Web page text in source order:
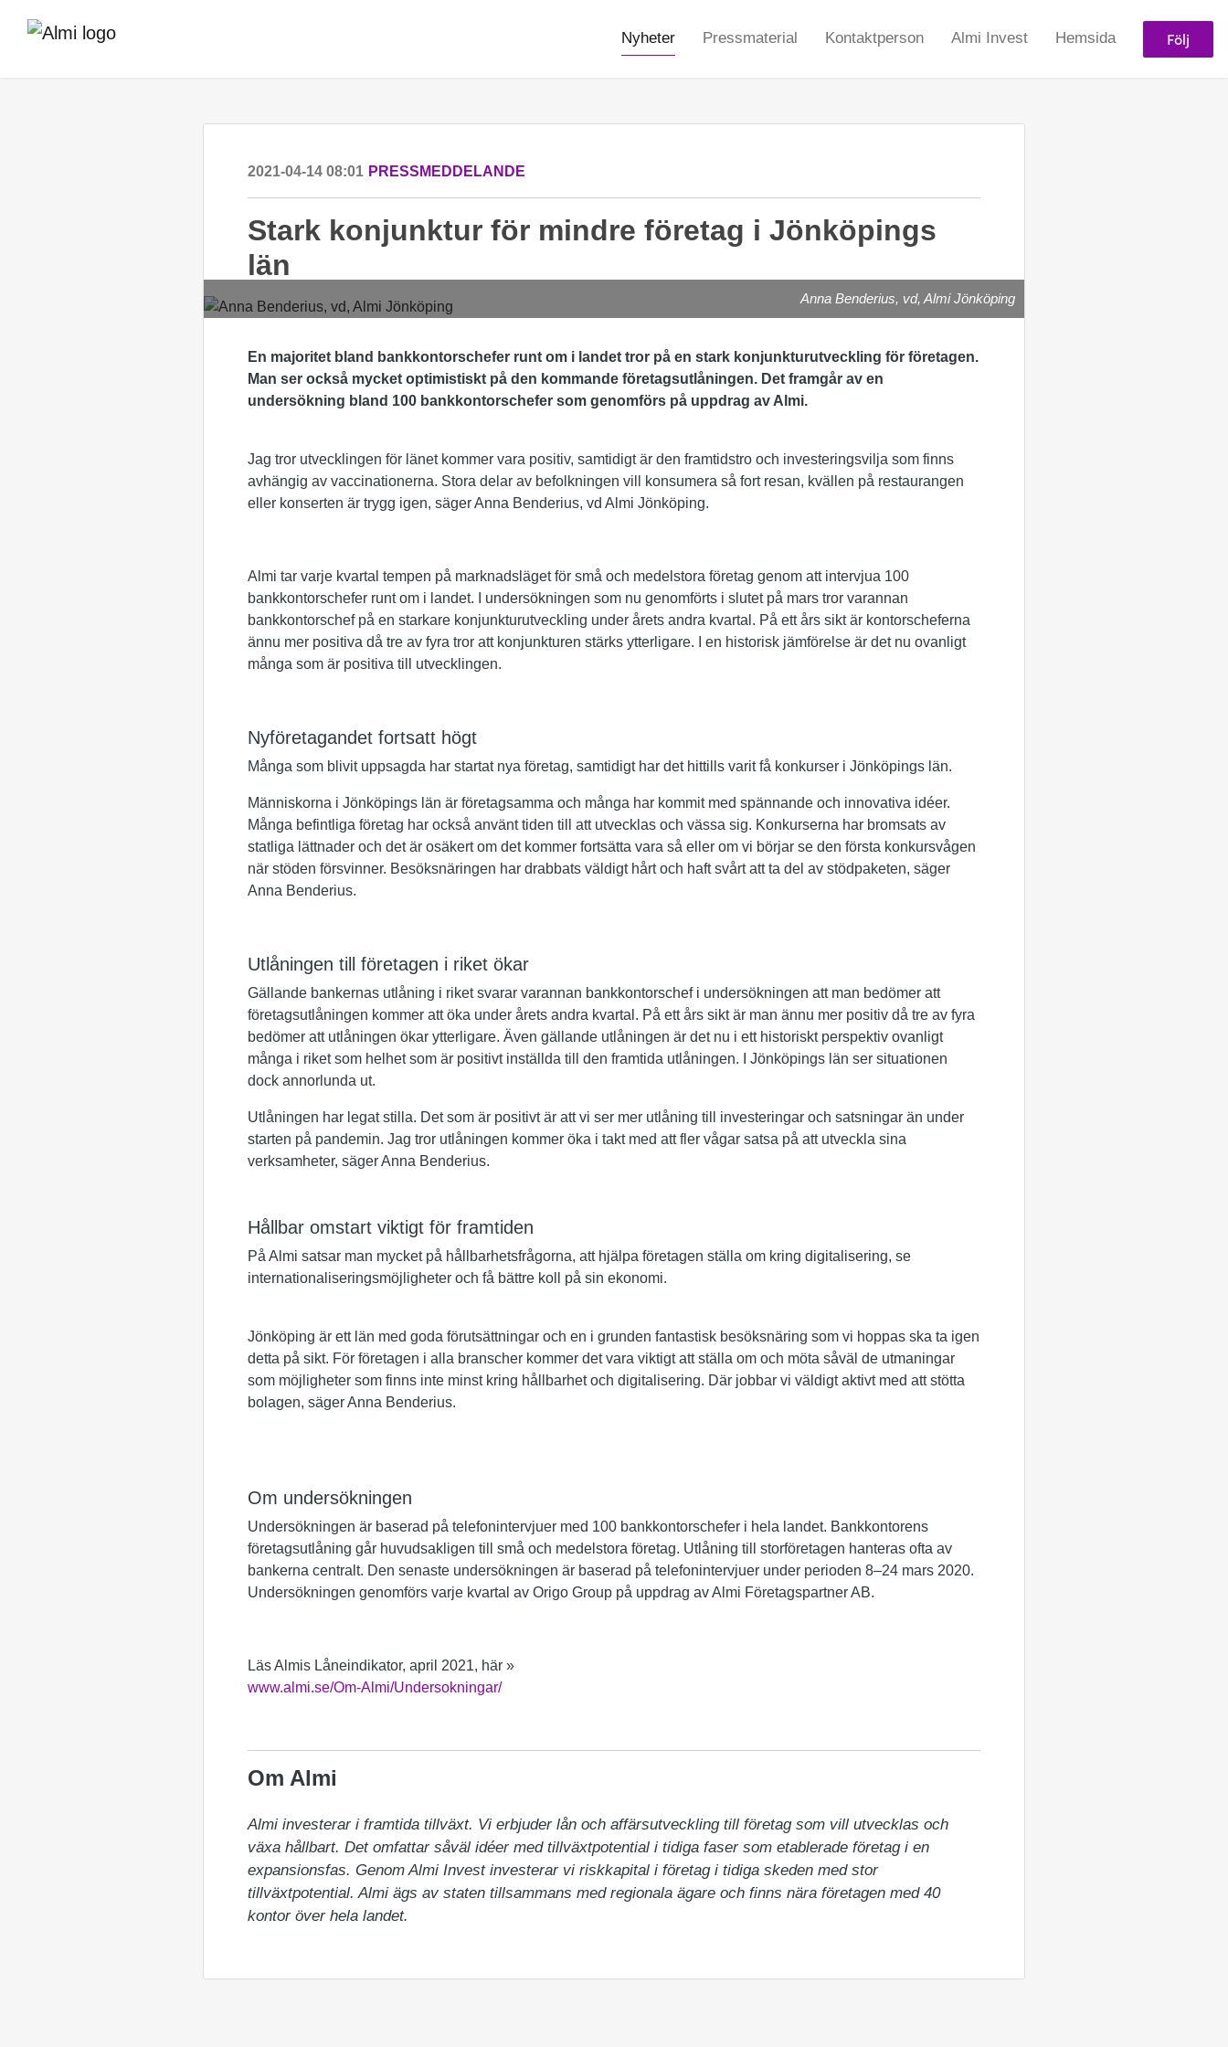
Nyheter Pressmaterial Kontaktperson Almi Invest Hemsida Följ
2021-04-14 08:01 PRESSMEDDELANDE
Stark konjunktur för mindre företag i Jönköpings
län
Anna Benderius, vd, Almi Jönköping
En majoritet bland bankkontorschefer runt om i landet tror på en stark konjunkturutveckling för företagen.
Man ser också mycket optimistiskt på den kommande företagsutlåningen. Det framgår av en
undersökning bland 100 bankkontorschefer som genomförs på uppdrag av Almi.
Jag tror utvecklingen för länet kommer vara positiv, samtidigt är den framtidstro och investeringsvilja som finns
avhängig av vaccinationerna. Stora delar av befolkningen vill konsumera så fort resan, kvällen på restaurangen
eller konserten är trygg igen, säger Anna Benderius, vd Almi Jönköping.
Almi tar varje kvartal tempen på marknadsläget för små och medelstora företag genom att intervjua 100
bankkontorschefer runt om i landet. I undersökningen som nu genomförts i slutet på mars tror varannan
bankkontorschef på en starkare konjunkturutveckling under årets andra kvartal. På ett års sikt är kontorscheferna
ännu mer positiva då tre av fyra tror att konjunkturen stärks ytterligare. I en historisk jämförelse är det nu ovanligt
många som är positiva till utvecklingen.
Nyföretagandet fortsatt högt
Många som blivit uppsagda har startat nya företag, samtidigt har det hittills varit få konkurser i Jönköpings län.
Människorna i Jönköpings län är företagsamma och många har kommit med spännande och innovativa idéer.
Många befintliga företag har också använt tiden till att utvecklas och vässa sig. Konkurserna har bromsats av
statliga lättnader och det är osäkert om det kommer fortsätta vara så eller om vi börjar se den första konkursvågen
när stöden försvinner. Besöksnäringen har drabbats väldigt hårt och haft svårt att ta del av stödpaketen, säger
Anna Benderius.
Utlåningen till företagen i riket ökar
Gällande bankernas utlåning i riket svarar varannan bankkontorschef i undersökningen att man bedömer att
företagsutlåningen kommer att öka under årets andra kvartal. På ett års sikt är man ännu mer positiv då tre av fyra
bedömer att utlåningen ökar ytterligare. Även gällande utlåningen är det nu i ett historiskt perspektiv ovanligt
många i riket som helhet som är positivt inställda till den framtida utlåningen. I Jönköpings län ser situationen
dock annorlunda ut.
Utlåningen har legat stilla. Det som är positivt är att vi ser mer utlåning till investeringar och satsningar än under
starten på pandemin. Jag tror utlåningen kommer öka i takt med att fler vågar satsa på att utveckla sina
verksamheter, säger Anna Benderius.
Hållbar omstart viktigt för framtiden
På Almi satsar man mycket på hållbarhetsfrågorna, att hjälpa företagen ställa om kring digitalisering, se
internationaliseringsmöjligheter och få bättre koll på sin ekonomi.
Jönköping är ett län med goda förutsättningar och en i grunden fantastisk besöksnäring som vi hoppas ska ta igen
detta på sikt. För företagen i alla branscher kommer det vara viktigt att ställa om och möta såväl de utmaningar
som möjligheter som finns inte minst kring hållbarhet och digitalisering. Där jobbar vi väldigt aktivt med att stötta
bolagen, säger Anna Benderius.
Om undersökningen
Undersökningen är baserad på telefonintervjuer med 100 bankkontorschefer i hela landet. Bankkontorens
företagsutlåning går huvudsakligen till små och medelstora företag. Utlåning till storföretagen hanteras ofta av
bankerna centralt. Den senaste undersökningen är baserad på telefonintervjuer under perioden 8–24 mars 2020.
Undersökningen genomförs varje kvartal av Origo Group på uppdrag av Almi Företagspartner AB.
Läs Almis Låneindikator, april 2021, här »
www.almi.se/Om-Almi/Undersokningar/
Om Almi
Almi investerar i framtida tillväxt. Vi erbjuder lån och affärsutveckling till företag som vill utvecklas och
växa hållbart. Det omfattar såväl idéer med tillväxtpotential i tidiga faser som etablerade företag i en
expansionsfas. Genom Almi Invest investerar vi riskkapital i företag i tidiga skeden med stor
tillväxtpotential. Almi ägs av staten tillsammans med regionala ägare och finns nära företagen med 40
kontor över hela landet.